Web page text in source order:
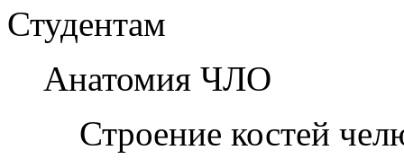
Студентам
Анатомия ЧЛО
Строение костей